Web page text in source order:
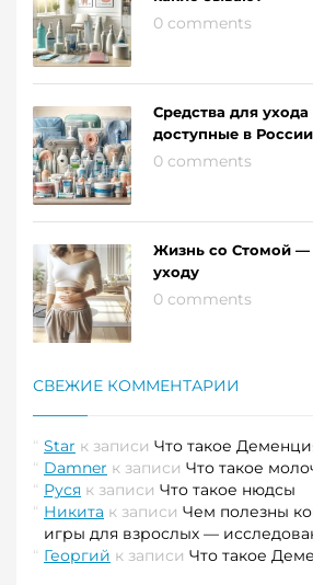
0 comments
Средства для
доступные в России
0 comments
Жизнь со Стомой —
уходу
0 comments
СВЕЖИЕ КОММЕНТАРИИ
Star к записи Что такое
Damner к записи Что такое
Руся к записи Что такое нюдсы
Никита к записи Чем полезны
игры для взрослых —
Георгий к записи Что такое